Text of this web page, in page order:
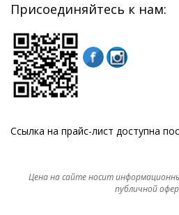
Присоединяйтесь к нам:
Ссылка на прайс-лист доступна
Цена на сайте носит
публичной